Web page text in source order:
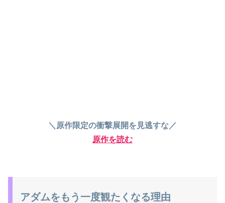
＼原作限定の衝撃展開を見逃すな／
原作を読む
アダムをもう一度観たくなる理由